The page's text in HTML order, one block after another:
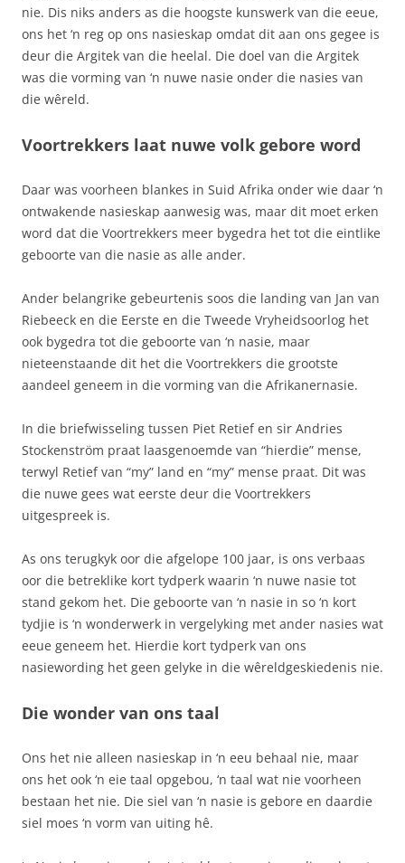
nie. Dis niks anders as die hoogste kunswerk van die eeue,
ons het ‘n reg op ons nasieskap omdat dit aan ons gegee is
deur die Argitek van die heelal. Die doel van die Argitek
was die vorming van ‘n nuwe nasie onder die nasies van
die wêreld.
Voortrekkers laat nuwe volk gebore word
Daar was voorheen blankes in Suid Afrika onder wie daar ‘n
ontwakende nasieskap aanwesig was, maar dit moet erken
word dat die Voortrekkers meer bygedra het tot die eintlike
geboorte van die nasie as alle ander.
Ander belangrike gebeurtenis soos die landing van Jan van
Riebeeck en die Eerste en die Tweede Vryheidsoorlog het
ook bygedra tot die geboorte van ‘n nasie, maar
nieteenstaande dit het die Voortrekkers die grootste
aandeel geneem in die vorming van die Afrikanernasie.
In die briefwisseling tussen Piet Retief en sir Andries
Stockenström praat laasgenoemde van “hierdie” mense,
terwyl Retief van “my” land en “my” mense praat. Dit was
die nuwe gees wat eerste deur die Voortrekkers
uitgespreek is.
As ons terugkyk oor die afgelope 100 jaar, is ons verbaas
oor die betreklike kort tydperk waarin ‘n nuwe nasie tot
stand gekom het. Die geboorte van ‘n nasie in so ‘n kort
tydjie is ‘n wonderwerk in vergelyking met ander nasies wat
eeue geneem het. Hierdie kort tydperk van ons
nasiewording het geen gelyke in die wêreldgeskiedenis nie.
Die wonder van ons taal
Ons het nie alleen nasieskap in ‘n eeu behaal nie, maar
ons het ook ‘n eie taal opgebou, ‘n taal wat nie voorheen
bestaan het nie. Die siel van ‘n nasie is gebore en daardie
siel moes ‘n vorm van uiting hê.